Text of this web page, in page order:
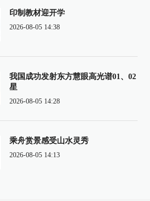
印制教材迎开学
2026-08-05 14:38
我国成功发射东方慧眼高光谱01、02
星
2026-08-05 14:28
乘舟赏景感受山水灵秀
2026-08-05 14:13